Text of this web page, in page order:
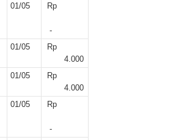
01/05 Rp
-
01/05
Rp
4.000
01/05
Rp
4.000
01/05 Rp
-